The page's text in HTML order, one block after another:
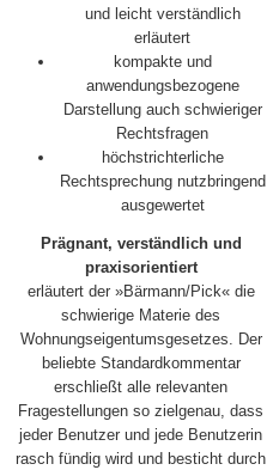
und leicht verständlich
erläutert
kompakte und
anwendungsbezogene
Darstellung auch schwieriger
Rechtsfragen
höchstrichterliche
Rechtsprechung nutzbringend
ausgewertet
Prägnant, verständlich und
praxisorientiert
erläutert der »Bärmann/Pick« die
schwierige Materie des
Wohnungseigentumsgesetzes. Der
beliebte Standardkommentar
erschließt alle relevanten
Fragestellungen so zielgenau, dass
jeder Benutzer und jede Benutzerin
rasch fündig wird und besticht durch